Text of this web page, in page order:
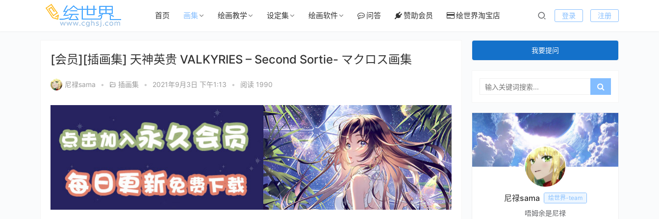
首页 画集 绘画教学 设定集 绘画软件 问答 赞助会员 绘世界淘宝店 登录 注册
[会员][插画集] 天神英贵 VALKYRIES – Second Sortie- マクロス画集
尼禄sama • 插画集 • 2021年9月3日 下午1:13 • 阅读 1990
我要提问
尼禄sama 绘世界-team
唔姆余是尼禄